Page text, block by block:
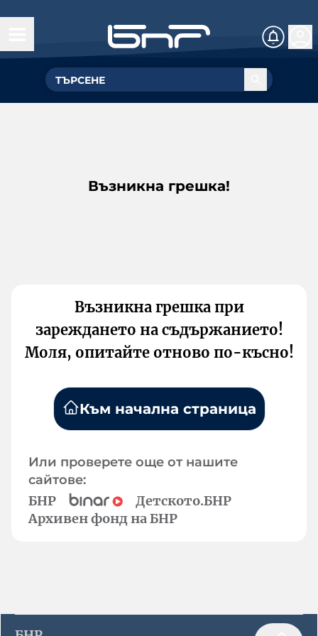
Възникна грешка!
Възникна грешка при
зареждането на съдържанието!
Моля, опитайте отново по-късно!
Към начална страница
Или проверете още от нашите
сайтове:
БНР
Детското.БНР
Архивен фонд на БНР